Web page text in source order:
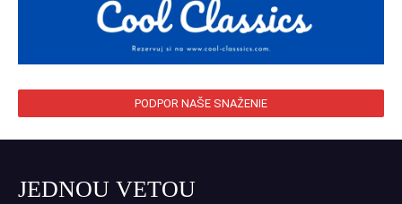
PODPOR NAŠE SNAŽENIE
JEDNOU VETOU